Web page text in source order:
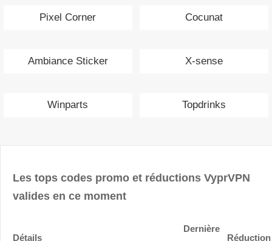
Pixel Corner Cocunat
Ambiance Sticker X-sense
Winparts Topdrinks
Les tops codes promo et réductions VyprVPN
valides en ce moment
Détails
Dernière
Réduction